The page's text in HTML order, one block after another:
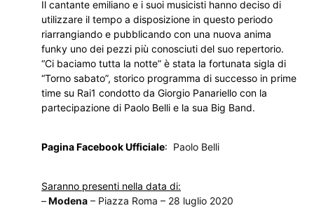
Il cantante emiliano e i suoi musicisti hanno deciso di
utilizzare il tempo a disposizione in questo periodo
riarrangiando e pubblicando con una nuova anima
funky uno dei pezzi più conosciuti del suo repertorio.
“Ci baciamo tutta la notte” è stata la fortunata sigla di
“Torno sabato”, storico programma di successo in prime
time su Rai1 condotto da Giorgio Panariello con la
partecipazione di Paolo Belli e la sua Big Band.
Pagina Facebook Ufficiale: Paolo Belli
Saranno presenti nella data di:
–Modena – Piazza Roma – 28 luglio 2020